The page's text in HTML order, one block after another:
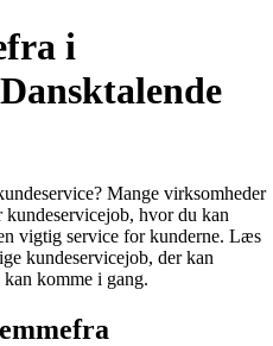
i
Mange virksomheder
hvor du kan
vigtig service for kunderne. Læs
kundeservicejob, der kan
komme i gang.